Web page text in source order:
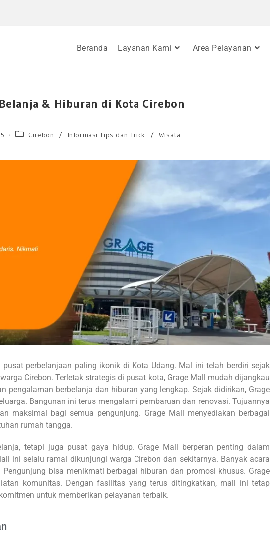
Beranda Layanan Kami Area Pelayanan
& Hiburan di Kota Cirebon
Cirebon / Informasi Tips dan Trick / Wisata
perbelanjaan paling ikonik di Kota Udang. Mal ini telah berdiri sejak
Cirebon. Terletak strategis di pusat kota, Grage Mall mudah dijangkau
pengalaman berbelanja dan hiburan yang lengkap. Sejak didirikan, Grage
Bangunan ini terus mengalami pembaruan dan renovasi. Tujuannya
maksimal bagi semua pengunjung. Grage Mall menyediakan berbagai
rumah tangga.
tetapi juga pusat gaya hidup. Grage Mall berperan penting dalam
ini selalu ramai dikunjungi warga Cirebon dan sekitarnya. Banyak acara
bisa menikmati berbagai hiburan dan promosi khusus. Grage
komunitas. Dengan fasilitas yang terus ditingkatkan, mall ini tetap
untuk memberikan pelayanan terbaik.